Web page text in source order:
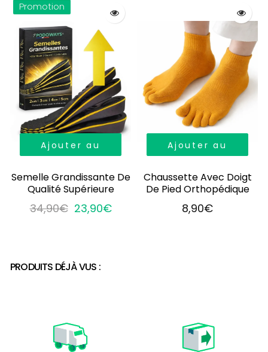
Promotion
Ajouter au
Semelle Grandissante De
Qualité Supérieure
34,90€ 23,90€
Ajouter au
Chaussette Avec Doigt
De Pied Orthopédique
8,90€
PRODUITS DÉJÀ VUS :